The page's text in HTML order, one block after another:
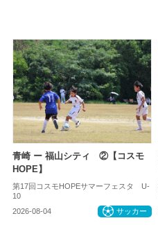
青崎 ー 福山シティ ②【コスモ
HOPE】
第17回コスモHOPEサマーフェスタ U-
10
2026-08-04
サッカー